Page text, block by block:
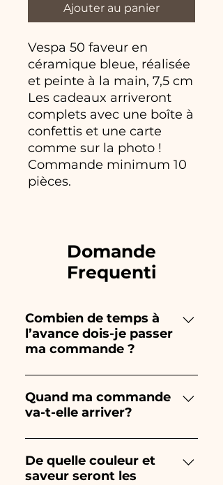
Ajouter au panier
Vespa 50 faveur en
céramique bleue, réalisée
et peinte à la main, 7,5 cm
Les cadeaux arriveront
complets avec une boîte à
confettis et une carte
comme sur la photo !
Commande minimum 10
pièces.
Domande
Frequenti
Combien de temps à
l’avance dois-je passer
ma commande ?
Ceramiche Ania crée et peint
entièrement à la main, donc
leur création prend beaucoup
quantité, nous vous
recommandons donc toujours
Quand ma commande
va-t-elle arriver?
La réception de la commande
est garantie 10/15 jours avant
l'événement.
De quelle couleur et
saveur seront les